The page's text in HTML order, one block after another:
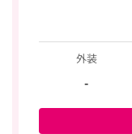
外装
-